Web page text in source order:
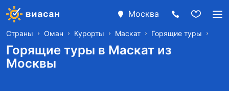
Москва
Страны Оман Курорты Маскат Горящие туры
Горящие туры в Маскат из
Москвы